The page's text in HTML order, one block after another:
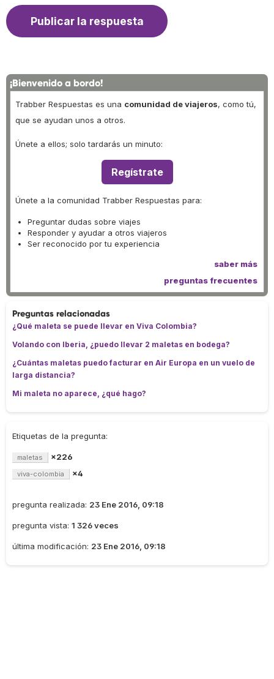
¡Bienvenido a bordo!
Trabber Respuestas es una comunidad de viajeros, como tú,
que se ayudan unos a otros.
Únete a ellos; solo tardarás un minuto:
Regístrate
Únete a la comunidad Trabber Respuestas para:
Preguntar dudas sobre viajes
Responder y ayudar a otros viajeros
Ser reconocido por tu experiencia
saber más
preguntas frecuentes
Preguntas relacionadas
¿Qué maleta se puede llevar en Viva Colombia?
Volando con Iberia, ¿puedo llevar 2 maletas en bodega?
¿Cuántas maletas puedo facturar en Air Europa en un vuelo de
larga distancia?
Mi maleta no aparece, ¿qué hago?
Etiquetas de la pregunta:
maletas ×226
viva-colombia ×4
pregunta realizada: 23 Ene 2016, 09:18
pregunta vista: 1 326 veces
última modificación: 23 Ene 2016, 09:18